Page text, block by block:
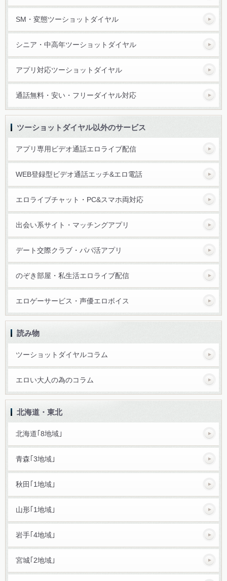
SM・変態ツーショットダイヤル
シニア・中高年ツーショットダイヤル
アプリ対応ツーショットダイヤル
通話無料・安い・フリーダイヤル対応
ツーショットダイヤル以外のサービス
アプリ専用ビデオ通話エロライブ配信
WEB登録型ビデオ通話エッチ&エロ電話
エロライブチャット・PC&スマホ両対応
出会い系サイト・マッチングアプリ
デート交際クラブ・パパ活アプリ
のぞき部屋・私生活エロライブ配信
エロゲーサービス・声優エロボイス
読み物
ツーショットダイヤルコラム
エロい大人の為のコラム
北海道・東北
北海道｢8地域｣
青森｢3地域｣
秋田｢1地域｣
山形｢1地域｣
岩手｢4地域｣
宮城｢2地域｣